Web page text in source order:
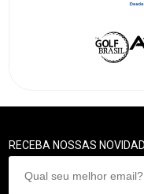
RECEBA NOSSAS